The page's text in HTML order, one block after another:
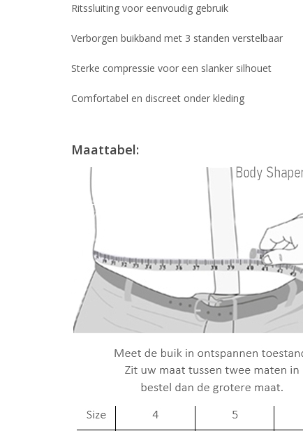
Ritssluiting voor eenvoudig gebruik
Verborgen buikband met 3 standen verstelbaar
Sterke compressie voor een slanker silhouet
Comfortabel en discreet onder kleding
Maattabel: